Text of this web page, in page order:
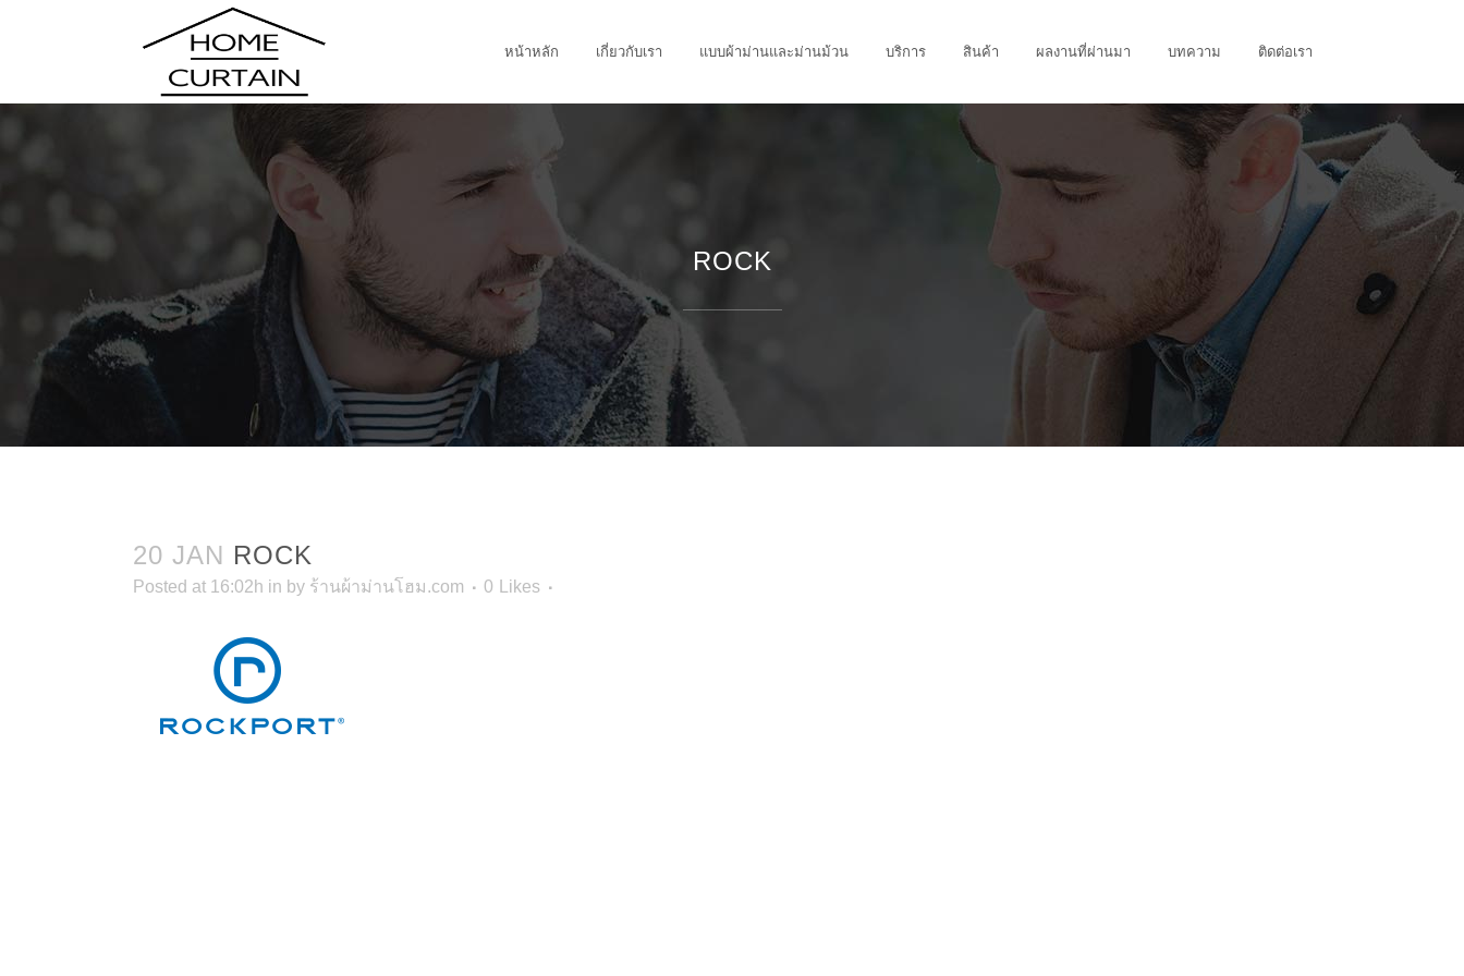
หน้าหลัก เกี่ยวกับเรา แบบผ้าม่านและม่านม้วน บริการ สินค้า ผลงานที่ผ่านมา บทความ ติดต่อเรา
ROCK
20 JAN ROCK
Posted at 16:02h in by ร้านผ้าม่านโฮม.com 0 Likes